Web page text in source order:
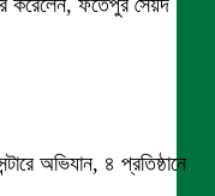
অভিযান, ৪ প্রতিষ্ঠানে